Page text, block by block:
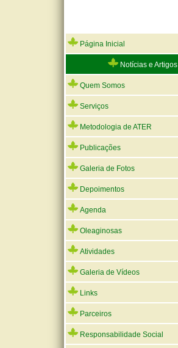
Página Inicial
Notícias e Artigos
Quem Somos
Serviços
Metodologia de ATER
Publicações
Galeria de Fotos
Depoimentos
Agenda
Oleaginosas
Atividades
Galeria de Vídeos
Links
Parceiros
Responsabilidade Social